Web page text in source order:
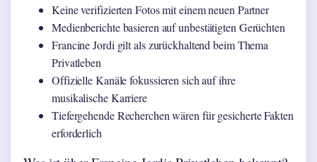
Keine verifizierten Fotos mit einem neuen Partner
Medienberichte basieren auf unbestätigten Gerüchten
Francine Jordi gilt als zurückhaltend beim Thema
Privatleben
Offizielle Kanäle fokussieren sich auf ihre
musikalische Karriere
Tiefergehende Recherchen wären für gesicherte Fakten
erforderlich